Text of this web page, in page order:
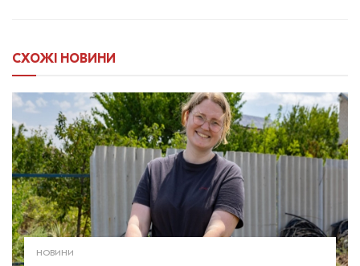
СХОЖІ НОВИНИ
НОВИНИ